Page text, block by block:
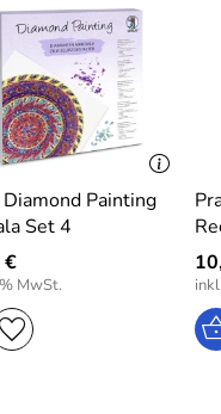
drei Jahren,
9, 80801
Painting
Set 4
€
MwSt.